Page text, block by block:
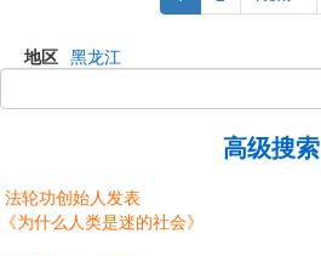
page
page
地区 黑龙江
高级搜索
法轮功创始人发表
《为什么人类是迷的社会》